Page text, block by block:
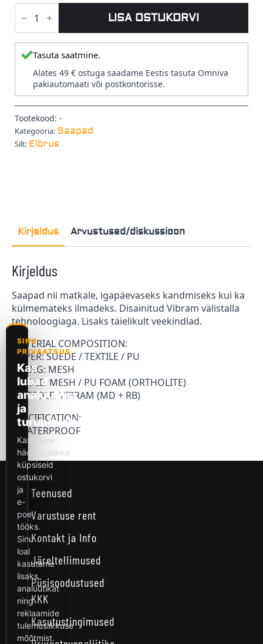
DARDA
Mid
Vibram
Waterproof
saapad
(Elbrus)
kogus
LISA OSTUKORVI
Tasuta saatmine.
Alates 49 € ostuga saadame Eestis tasuta Omniva
pakiautomaati või postkontorisse.
Tootekood: -
Kategooria: Saapad
Silt: Elbrus
Kirjeldus Arvustused/diskussioon
Kirjeldus
Saapad nii matkale, igapäevaseks kandmiseks kui ka
külmemateks ilmadeks. Disainitud Vibram välistalla
tehnoloogiaga. Lisaks täielikult veekindlad.
MATERIAL COMPOSITION:
UPPER: SUEDE / TEXTILE / PU
LINING: MESH
INSOLE: MESH / PU FOAM (ORTHOLITE)
OUTSOLE: VIBRAM (MD + RB)
SPECIFICATION:
– WATERPROOF
Teenused
Varustuse rent
Kontakt ja Info
Järeltellimused
Püsisoodustused
KKK
Kasutustingimused